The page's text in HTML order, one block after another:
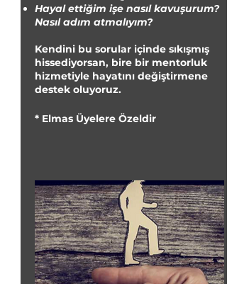
Hayal ettiğim işe nasıl kavuşurum?
Nasıl adım atmalıyım?
Kendini bu sorular içinde sıkışmış
hissediyorsan, bire bir mentorluk
hizmetiyle hayatını değiştirmene
destek oluyoruz.
* Elmas Üyelere Özeldir